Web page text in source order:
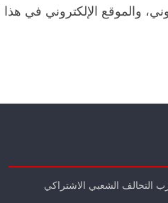
والموقع الإلكتروني في
التحالف الشعبي الاشتراكي